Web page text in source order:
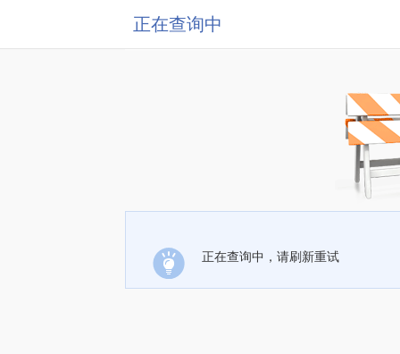
正在查询中
正在查询中，请刷新重试